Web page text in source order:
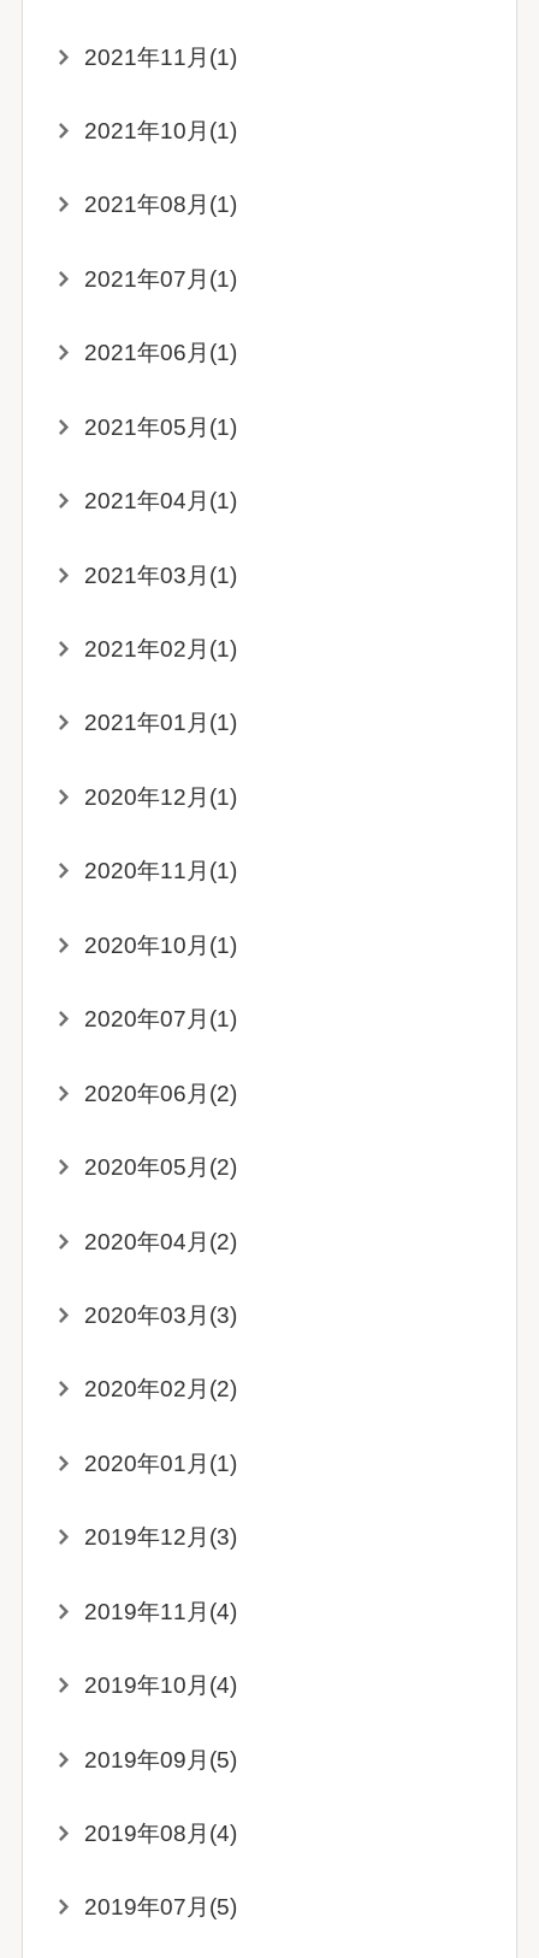
2021年11月(1)
2021年10月(1)
2021年08月(1)
2021年07月(1)
2021年06月(1)
2021年05月(1)
2021年04月(1)
2021年03月(1)
2021年02月(1)
2021年01月(1)
2020年12月(1)
2020年11月(1)
2020年10月(1)
2020年07月(1)
2020年06月(2)
2020年05月(2)
2020年04月(2)
2020年03月(3)
2020年02月(2)
2020年01月(1)
2019年12月(3)
2019年11月(4)
2019年10月(4)
2019年09月(5)
2019年08月(4)
2019年07月(5)